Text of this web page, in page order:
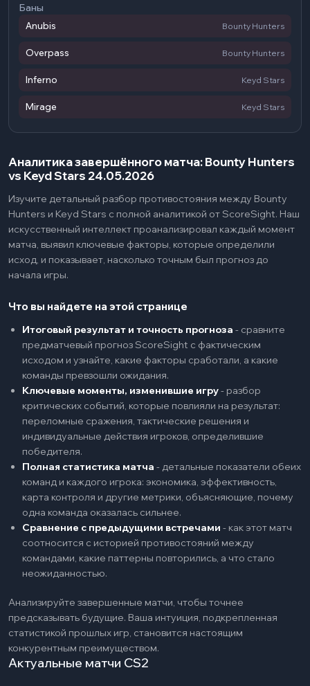
Баны
Anubis Bounty Hunters
Overpass Bounty Hunters
Inferno Keyd Stars
Mirage Keyd Stars
Аналитика завершённого матча: Bounty Hunters
vs Keyd Stars 24.05.2026
Изучите детальный разбор противостояния между Bounty
Hunters и Keyd Stars с полной аналитикой от ScoreSight. Наш
искусственный интеллект проанализировал каждый момент
матча, выявил ключевые факторы, которые определили
исход, и показывает, насколько точным был прогноз до
начала игры.
Что вы найдете на этой странице
Итоговый результат и точность прогноза - сравните
предматчевый прогноз ScoreSight с фактическим
исходом и узнайте, какие факторы сработали, а какие
команды превзошли ожидания.
Ключевые моменты, изменившие игру- разбор
критических событий, которые повлияли на результат:
переломные сражения, тактические решения и
индивидуальные действия игроков, определившие
победителя.
Полная статистика матча - детальные показатели обеих
команд и каждого игрока: экономика, эффективность,
карта контроля и другие метрики, объясняющие, почему
одна команда оказалась сильнее.
Сравнение с предыдущими встречами - как этот матч
соотносится с историей противостояний между
командами, какие паттерны повторились, а что стало
неожиданностью.
Анализируйте завершенные матчи, чтобы точнее
предсказывать будущие. Ваша интуиция, подкрепленная
статистикой прошлых игр, становится настоящим
конкурентным преимуществом.
Актуальные матчи CS2